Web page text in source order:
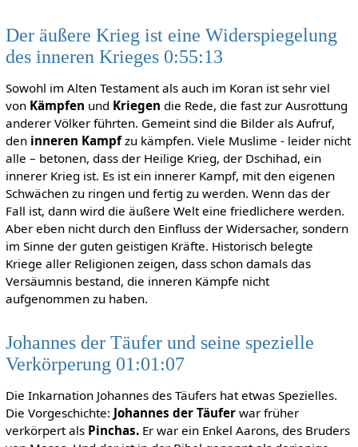
Der äußere Krieg ist eine Widerspiegelung
des inneren Krieges 0:55:13
Sowohl im Alten Testament als auch im Koran ist sehr viel
von Kämpfen und Kriegen die Rede, die fast zur Ausrottung
anderer Völker führten. Gemeint sind die Bilder als Aufruf,
den inneren Kampfzu kämpfen. Viele Muslime - leider nicht
alle – betonen, dass der Heilige Krieg, der Dschihad, ein
innerer Krieg ist. Es ist ein innerer Kampf, mit den eigenen
Schwächen zu ringen und fertig zu werden. Wenn das der
Fall ist, dann wird die äußere Welt eine friedlichere werden.
Aber eben nicht durch den Einfluss der Widersacher, sondern
im Sinne der guten geistigen Kräfte. Historisch belegte
Kriege aller Religionen zeigen, dass schon damals das
Versäumnis bestand, die inneren Kämpfe nicht
aufgenommen zu haben.
Johannes der Täufer und seine spezielle
Verkörperung 01:01:07
Die Inkarnation Johannes des Täufers hat etwas Spezielles.
Die Vorgeschichte: Johannes der Täuferwar früher
verkörpert als Pinchas.Er war ein Enkel Aarons, des Bruders